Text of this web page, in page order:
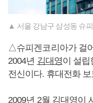
▲ 서울 강남구 삼성동 슈
△슈피겐코리아가 걸
2004년 김대영이 설립
전신이다. 휴대전화
2009년 2월 김대영이